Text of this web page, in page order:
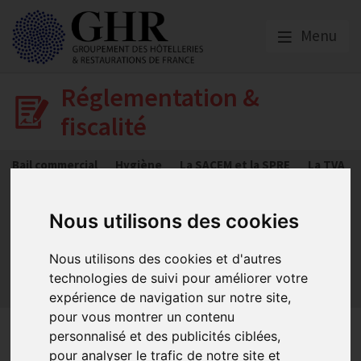
Nous utilisons des cookies
Nous utilisons des cookies et d'autres
technologies de suivi pour améliorer votre
expérience de navigation sur notre site,
pour vous montrer un contenu
personnalisé et des publicités ciblées,
pour analyser le trafic de notre site et
Menu
Réglementation &
fiscalité
Bail commercial Hygiène La SACEM et la SPRE
La TVA
Les obligations dans les débits de boissons et les
discothèques
Les obligations dans les restaurants
Sécurité et Accessibilité
Tabac et vapotage
La réglementation des